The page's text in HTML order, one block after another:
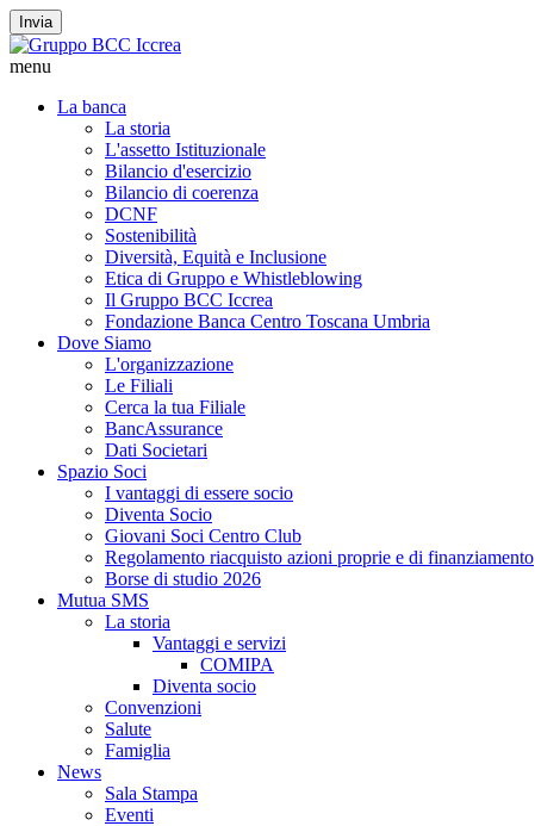
Invia
menu
La banca
La storia
L'assetto Istituzionale
Bilancio d'esercizio
Bilancio di coerenza
DCNF
Sostenibilità
Diversità, Equità e Inclusione
Etica di Gruppo e Whistleblowing
Il Gruppo BCC Iccrea
Fondazione Banca Centro Toscana Umbria
Dove Siamo
L'organizzazione
Le Filiali
Cerca la tua Filiale
BancAssurance
Dati Societari
Spazio Soci
I vantaggi di essere socio
Diventa Socio
Giovani Soci Centro Club
Regolamento riacquisto azioni proprie e di finanziamento
Borse di studio 2026
Mutua SMS
La storia
Vantaggi e servizi
COMIPA
Diventa socio
Convenzioni
Salute
Famiglia
News
Sala Stampa
Eventi